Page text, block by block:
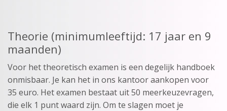
Theorie (minimumleeftijd: 17 jaar en 9
maanden)
Voor het theoretisch examen is een degelijk handboek
onmisbaar. Je kan het in ons kantoor aankopen voor
35 euro. Het examen bestaat uit 50 meerkeuzevragen,
die elk 1 punt waard zijn. Om te slagen moet je